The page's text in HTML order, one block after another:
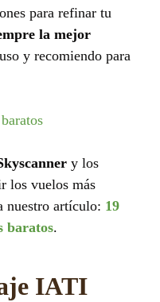
para refinar tu
la mejor
y recomiendo para
y los
los vuelos más
nuestro artículo: 19
baratos.
IATI